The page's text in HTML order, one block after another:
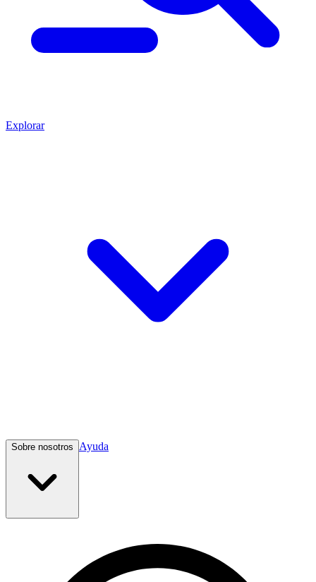
Explorar
Sobre nosotros Ayuda